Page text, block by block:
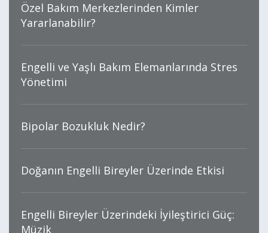
Özel Bakım Merkezlerinden Kimler
Yararlanabilir?
Engelli ve Yaşlı Bakım Elemanlarında Stres
Yönetimi
Bipolar Bozukluk Nedir?
Doğanın Engelli Bireyler Üzerinde Etkisi
Engelli Bireyler Üzerindeki İyileştirici Güç:
Müzik